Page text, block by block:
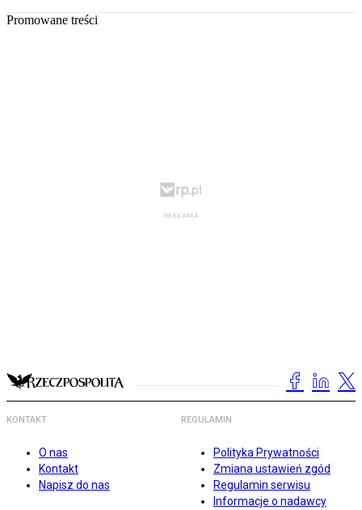
Promowane treści
KONTAKT
O nas
Kontakt
Napisz do nas
REGULAMIN
Polityka Prywatności
Zmiana ustawień zgód
Regulamin serwisu
Informacje o nadawcy